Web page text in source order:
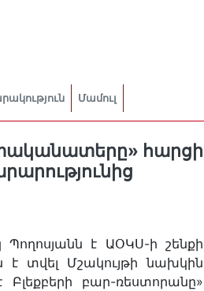
Մամուլ
հարցի
է ԱՕԿՍ-ի շենքի
տվել Մշակույթի նախկին
բար-ռեստորանը»